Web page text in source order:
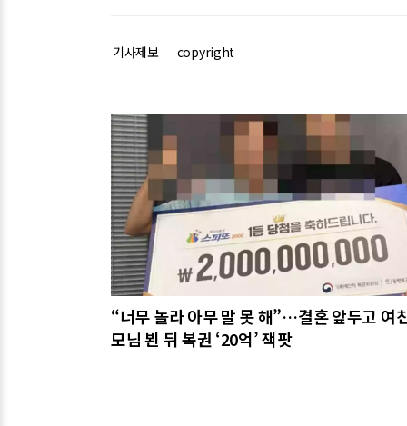
기사제보 copyright
관련기사
“너무 놀라 아무 말 못 해”…결혼 앞두고 여
모님 뵌 뒤 복권 ‘20억’ 잭팟